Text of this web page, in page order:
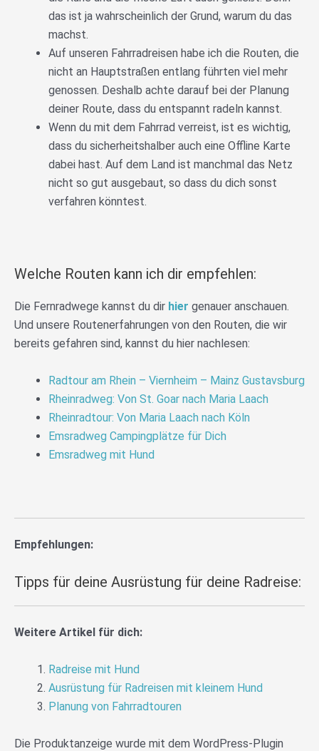
das ist ja wahrscheinlich der Grund, warum du das
machst.
Auf unseren Fahrradreisen habe ich die Routen, die
nicht an Hauptstraßen entlang führten viel mehr
genossen. Deshalb achte darauf bei der Planung
deiner Route, dass du entspannt radeln kannst.
Wenn du mit dem Fahrrad verreist, ist es wichtig,
dass du sicherheitshalber auch eine Offline Karte
dabei hast. Auf dem Land ist manchmal das Netz
nicht so gut ausgebaut, so dass du dich sonst
verfahren könntest.
Welche Routen kann ich dir empfehlen:
Die Fernradwege kannst du dir hier genauer anschauen.
Und unsere Routenerfahrungen von den Routen, die wir
bereits gefahren sind, kannst du hier nachlesen:
Radtour am Rhein – Viernheim – Mainz Gustavsburg
Rheinradweg: Von St. Goar nach Maria Laach
Rheinradtour: Von Maria Laach nach Köln
Emsradweg Campingplätze für Dich
Emsradweg mit Hund
Empfehlungen:
Tipps für deine Ausrüstung für deine Radreise:
Weitere Artikel für dich:
Radreise mit Hund
Ausrüstung für Radreisen mit kleinem Hund
Planung von Fahrradtouren
Die Produktanzeige wurde mit dem WordPress-Plugin